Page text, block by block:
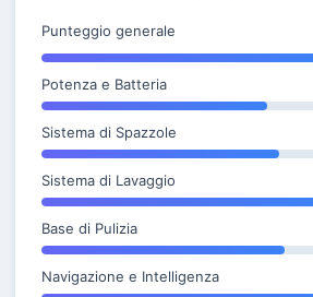
Punteggio generale
Potenza e Batteria
Sistema di Spazzole
Sistema di Lavaggio
Base di Pulizia
Navigazione e Intelligenza